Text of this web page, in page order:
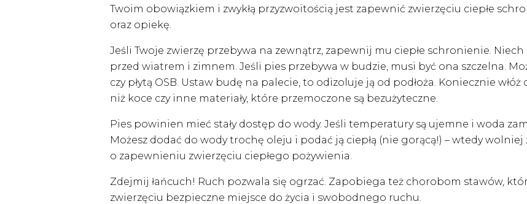
Twoim obowiązkiem i zwykłą przyzwoitością jest zapewnić zwierzęciu ciepłe
oraz opiekę.
Jeśli Twoje zwierzę przebywa na zewnątrz, zapewnij mu ciepłe schronienie.
przed wiatrem i zimnem. Jeśli pies przebywa w budzie, musi być ona szczelna.
czy płytą OSB. Ustaw budę na palecie, to odizoluje ją od podłoża. Koniecznie
niż koce czy inne materiały, które przemoczone są bezużyteczne.
Pies powinien mieć stały dostęp do wody. Jeśli temperatury są ujemne i woda
Możesz dodać do wody trochę oleju i podać ją ciepłą (nie gorącą!) – wtedy
o zapewnieniu zwierzęciu ciepłego pożywienia.
Zdejmij łańcuch! Ruch pozwala się ogrzać. Zapobiega też chorobom stawów,
zwierzęciu bezpieczne miejsce do życia i swobodnego ruchu.